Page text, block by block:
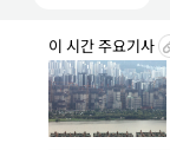
이 시간 주요기사